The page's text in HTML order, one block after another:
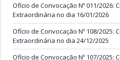
Ofício de Convocação Nº 011/2026:
Extraordinária no dia 16/01/2026
Ofício de Convocação Nº 108/2025:
Extraordinária no dia 24/12/2025
Ofício de Convocação Nº 107/2025: